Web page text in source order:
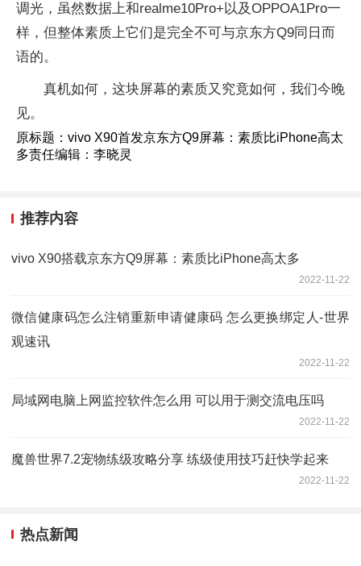
调光，虽然数据上和realme10Pro+以及OPPOA1Pro一
样，但整体素质上它们是完全不可与京东方Q9同日而
语的。
真机如何，这块屏幕的素质又究竟如何，我们今晚
见。
原标题：vivo X90首发京东方Q9屏幕：素质比iPhone高太
多责任编辑：李晓灵
推荐内容
vivo X90搭载京东方Q9屏幕：素质比iPhone高太多
2022-11-22
微信健康码怎么注销重新申请健康码 怎么更换绑定人-世界
观速讯
2022-11-22
局域网电脑上网监控软件怎么用 可以用于测交流电压吗
2022-11-22
魔兽世界7.2宠物练级攻略分享 练级使用技巧赶快学起来
2022-11-22
热点新闻